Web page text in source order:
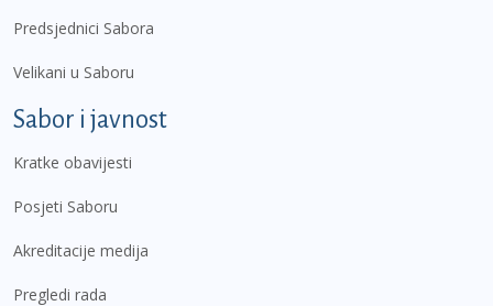
Predsjednici Sabora
Velikani u Saboru
Sabor i javnost
Kratke obavijesti
Posjeti Saboru
Akreditacije medija
Pregledi rada